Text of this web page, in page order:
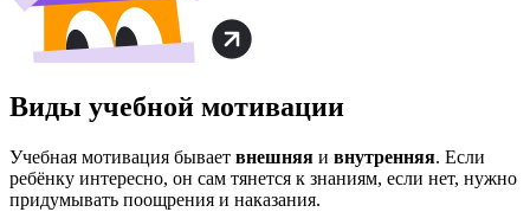
Виды учебной мотивации
Учебная мотивация бывает внешняя и внутренняя. Если
ребёнку интересно, он сам тянется к знаниям, если нет, нужно
придумывать поощрения и наказания.